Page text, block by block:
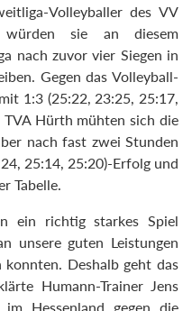
Volleyballer des VV
sie an diesem
nach zuvor vier Siegen in
Gegen das Volleyball-
1:3 (25:22, 23:25, 25:17,
TVA Hürth mühten sich die
nach fast zwei Stunden
25:14, 25:20)-Erfolg und
Tabelle.
ein richtig starkes Spiel
unsere guten Leistungen
Deshalb geht das
Humann-Trainer Jens